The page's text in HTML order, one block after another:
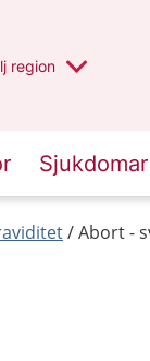
har valt region
en annan
region
Abort -